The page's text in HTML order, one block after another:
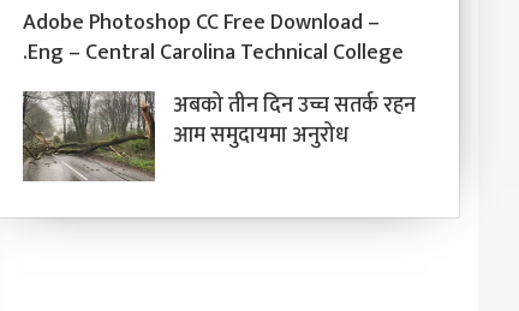
Adobe Photoshop CC Free Download –
.Eng – Central Carolina Technical College
अबको तीन दिन उच्च सतर्क रहन
आम समुदायमा अनुरोध